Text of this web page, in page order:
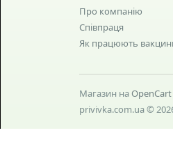
Про компанію
Співпраця
Як працюють
Магазин на OpenCart
privivka.com.ua ©